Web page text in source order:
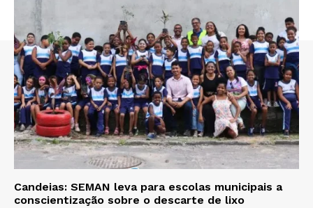
Candeias: SEMAN leva para escolas municipais a
conscientização sobre o descarte de lixo